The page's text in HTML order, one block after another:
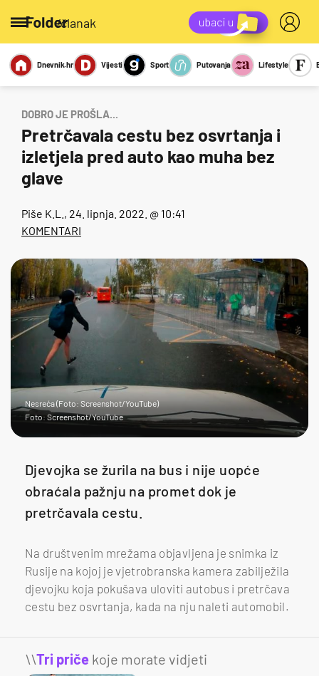
/članak
Miks Kviz
Report
Sexy
Dnevnik.hr Vijesti Sport Putovanja Lifestyle
DOBRO JE PROŠLA...
Pretrčavala cestu bez osvrtanja i
izletjela pred auto kao muha bez
glave
Piše K.L. , 24. lipnja. 2022. @ 10:41
KOMENTARI
Nesreća (Foto: Screenshot/YouTube)
Foto: Screenshot/YouTube
Djevojka se žurila na bus i nije uopće
obraćala pažnju na promet dok je
pretrčavala cestu.
Na društvenim mrežama objavljena je snimka iz
Rusije na kojoj je vjetrobranska kamera zabilježila
djevojku koja pokušava uloviti autobus i pretrčava
cestu bez osvrtanja, kada na nju naleti automobil.
\\Tri priče koje morate vidjeti